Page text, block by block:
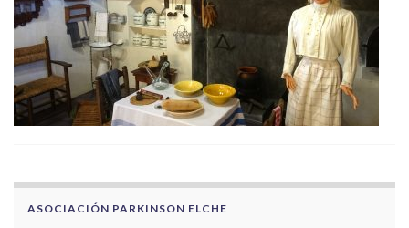
ASOCIACIÓN PARKINSON ELCHE